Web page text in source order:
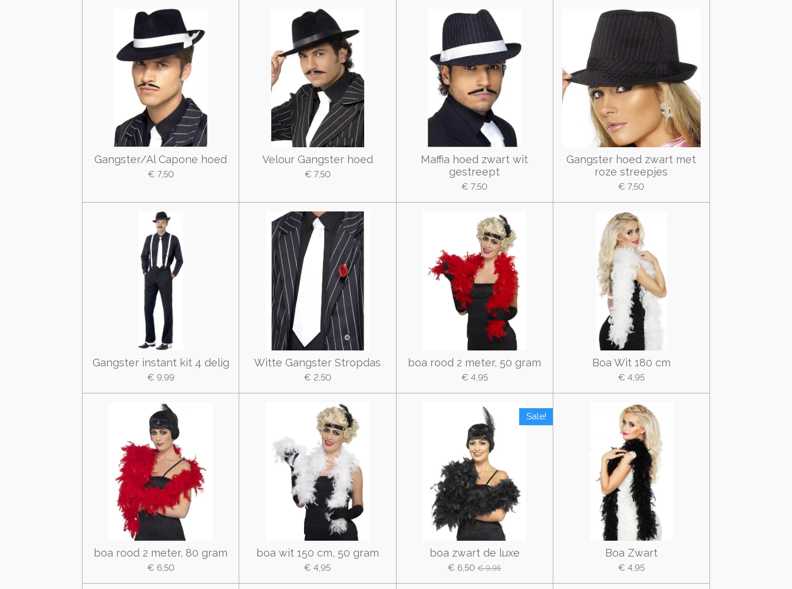
Gangster/Al Capone hoed
€ 7,50
Velour Gangster hoed
€ 7,50
Maffia hoed zwart wit
gestreept
€ 7,50
Gangster hoed zwart met
roze streepjes
€ 7,50
Gangster instant kit 4 delig
€ 9,99
Witte Gangster Stropdas
€ 2,50
boa rood 2 meter, 50 gram
€ 4,95
Boa Wit 180 cm
€ 4,95
boa rood 2 meter, 80 gram
€ 6,50
boa wit 150 cm, 50 gram
€ 4,95
Sale!
boa zwart de luxe
€ 6,50 € 9,95
Boa Zwart
€ 4,95